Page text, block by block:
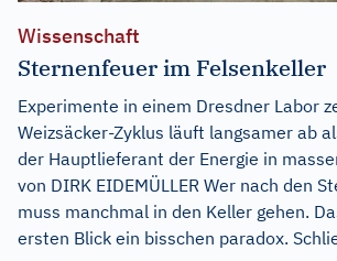
Wissenschaft
Sternenfeuer im Felsenkeller
Experimente in einem Dresdner Labor
Weizsäcker-Zyklus läuft langsamer ab
der Hauptlieferant der Energie in
von DIRK EIDEMÜLLER Wer nach den
muss manchmal in den Keller gehen.
ersten Blick ein bisschen paradox.